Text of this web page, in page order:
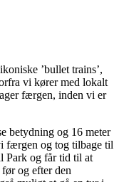
’bullet trains’,
vi kører med lokalt
færgen, inden vi er
betydning og 16 meter
færgen og tog tilbage til
Park og får tid til at
og efter den